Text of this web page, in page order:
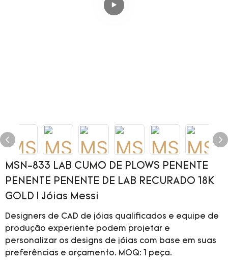
MSN-833 LAB CUMO DE PLOWS PENENTE
PENENTE PENENTE DE LAB RECURADO 18K
GOLD | Jóias Messi
Designers de CAD de jóias qualificados e equipe de
produção experiente podem projetar e
personalizar os designs de jóias com base em suas
preferências e orçamento. MOQ: 1 peça.